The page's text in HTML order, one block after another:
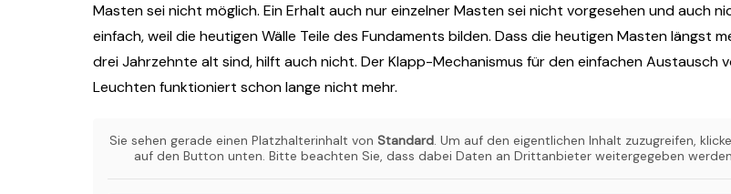
Masten sei nicht möglich. Ein Erhalt auch nur einzelner Masten sei nicht vorgesehen und auch
einfach, weil die heutigen Wälle Teile des Fundaments bilden. Dass die heutigen Masten längst
drei Jahrzehnte alt sind, hilft auch nicht. Der Klapp-Mechanismus für den einfachen Austausch
Leuchten funktioniert schon lange nicht mehr.
Sie sehen gerade einen Platzhalterinhalt von Standard. Um auf den eigentlichen Inhalt zuzugreifen,
auf den Button unten. Bitte beachten Sie, dass dabei Daten an Drittanbieter weitergegeben